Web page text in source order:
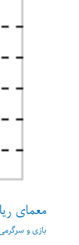
معمای
بازی و